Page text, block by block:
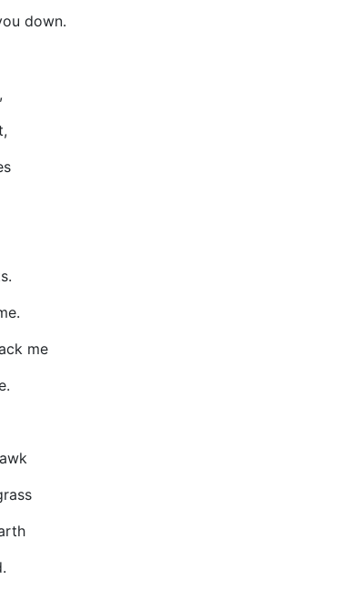
down.
me